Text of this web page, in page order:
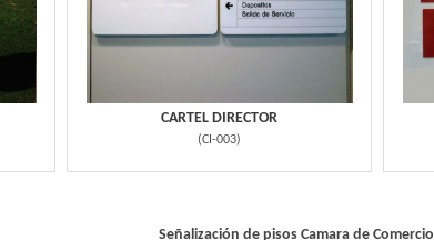
CARTEL DIRECTOR
(CI-003)
Señalización de pisos Camara de Comercio